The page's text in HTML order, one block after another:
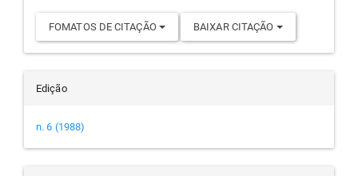
FOMATOS DE CITAÇÃO BAIXAR CITAÇÃO
Edição
n. 6 (1988)